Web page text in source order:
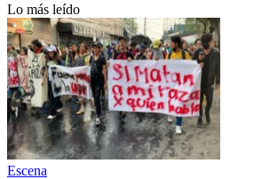
Lo más leído
Escena